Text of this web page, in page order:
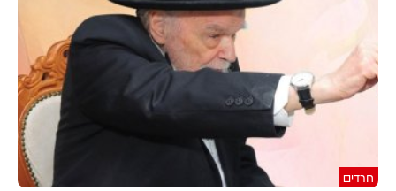
חרדים